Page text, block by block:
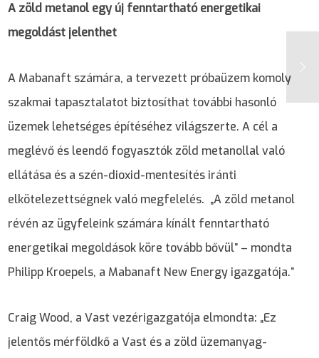
A zöld metanol egy új fenntartható energetikai
megoldást jelenthet
A Mabanaft számára, a tervezett próbaüzem komoly
szakmai tapasztalatot biztosíthat további hasonló
üzemek lehetséges építéséhez világszerte. A cél a
meglévő és leendő fogyasztók zöld metanollal való
ellátása és a szén-dioxid-mentesítés iránti
elkötelezettségnek való megfelelés. „A zöld metanol
révén az ügyfeleink számára kínált fenntartható
energetikai megoldások köre tovább bővül” – mondta
Philipp Kroepels, a Mabanaft New Energy igazgatója.”
Craig Wood, a Vast vezérigazgatója elmondta: „Ez
jelentős mérföldkő a Vast és a zöld üzemanyag-